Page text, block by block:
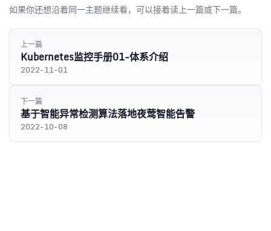
如果你还想沿着同一主题继续看，可以接着读上一篇或下一篇。
上一篇
Kubernetes监控手册01-体系介绍
2022-11-01
下一篇
基于智能异常检测算法落地夜莺智能告警
2022-10-08